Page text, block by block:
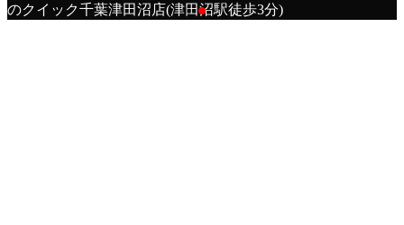
のクイック千葉津田沼店(津田沼駅徒歩3分)